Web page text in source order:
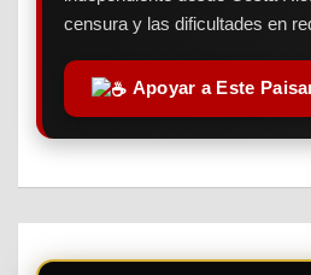
censura y las dificultades en
Apoyar a Este